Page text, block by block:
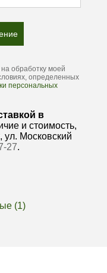
обработку моей
определенных
персональных
в
и стоимость,
ул. Московский
27.
(1)